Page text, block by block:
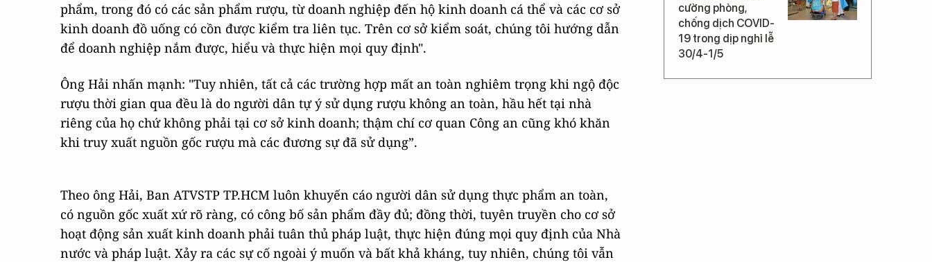
phẩm, trong đó có các sản phẩm rượu, từ doanh nghiệp đến hộ kinh doanh cá thể và các cơ sở
kinh doanh đồ uống có cồn được kiểm tra liên tục. Trên cơ sở kiểm soát, chúng tôi hướng dẫn
để doanh nghiệp nắm được, hiểu và thực hiện mọi quy định".
Ông Hải nhấn mạnh: "Tuy nhiên, tất cả các trường hợp mất an toàn nghiêm trọng khi ngộ độc
rượu thời gian qua đều là do người dân tự ý sử dụng rượu không an toàn, hầu hết tại nhà
riêng của họ chứ không phải tại cơ sở kinh doanh; thậm chí cơ quan Công an cũng khó khăn
khi truy xuất nguồn gốc rượu mà các đương sự đã sử dụng”.
Theo ông Hải, Ban ATVSTP TP.HCM luôn khuyến cáo người dân sử dụng thực phẩm an toàn,
có nguồn gốc xuất xứ rõ ràng, có công bố sản phẩm đầy đủ; đồng thời, tuyên truyền cho cơ sở
hoạt động sản xuất kinh doanh phải tuân thủ pháp luật, thực hiện đúng mọi quy định của Nhà
nước và pháp luật. Xảy ra các sự cố ngoài ý muốn và bất khả kháng, tuy nhiên, chúng tôi vẫn
cường phòng,
chống dịch COVID-
19 trong dịp nghỉ lễ
30/4-1/5